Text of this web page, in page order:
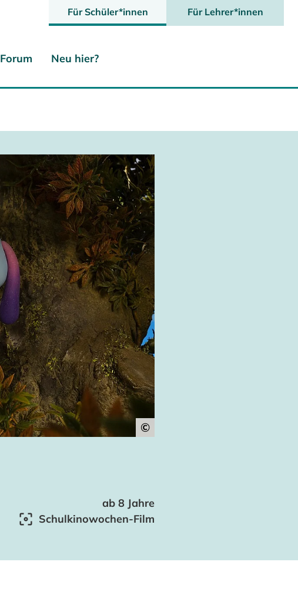
Für Schüler*innen Für Lehrer*innen
Forum Neu hier?
©
ab 8 Jahre
Schulkinowochen-Film